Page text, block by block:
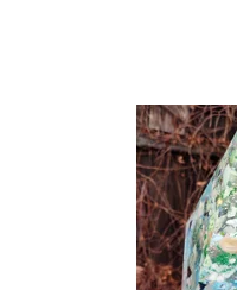
Dostupnost:
7955